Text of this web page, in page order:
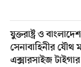
যুক্তরাষ্ট্র ও বাংলাদেশ
সেনাবাহিনীর যৌথ
এক্সারসাইজ